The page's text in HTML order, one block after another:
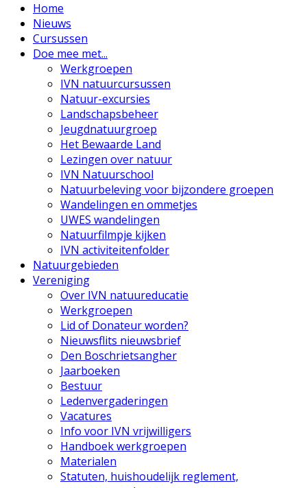
Home
Nieuws
Cursussen
Doe mee met...
Werkgroepen
IVN natuurcursussen
Natuur-excursies
Landschapsbeheer
Jeugdnatuurgroep
Het Bewaarde Land
Lezingen over natuur
IVN Natuurschool
Natuurbeleving voor bijzondere groepen
Wandelingen en ommetjes
UWES wandelingen
Natuurfilmpje kijken
IVN activiteitenfolder
Natuurgebieden
Vereniging
Over IVN natuureducatie
Werkgroepen
Lid of Donateur worden?
Nieuwsflits nieuwsbrief
Den Boschrietsangher
Jaarboeken
Bestuur
Ledenvergaderingen
Vacatures
Info voor IVN vrijwilligers
Handboek werkgroepen
Materialen
Statuten, huishoudelijk reglement,